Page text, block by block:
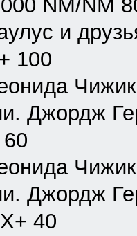
NM/NM
и
100
Джордж
Джордж
40